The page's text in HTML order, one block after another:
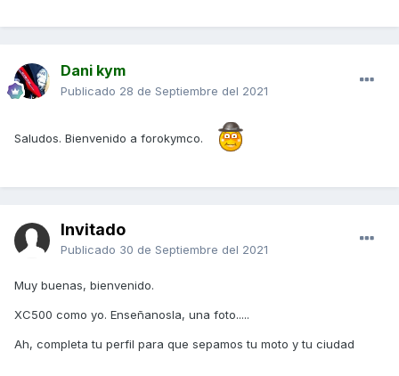
Dani kym
Publicado 28 de Septiembre del 2021
Saludos. Bienvenido a forokymco.
Invitado
Publicado 30 de Septiembre del 2021
Muy buenas, bienvenido.
XC500 como yo. Enseñanosla, una foto.....
Ah, completa tu perfil para que sepamos tu moto y tu ciudad